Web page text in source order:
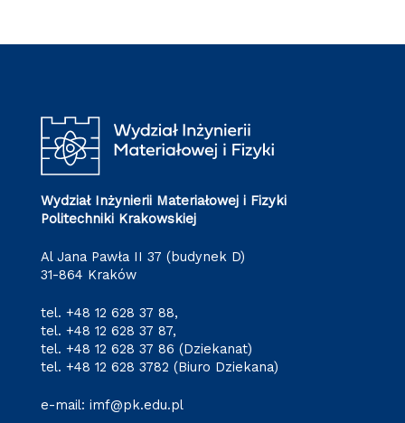
Wydział Inżynierii Materiałowej i Fizyki
Politechniki Krakowskiej
Al Jana Pawła II 37 (budynek D)
31-864 Kraków
tel. +48 12 628 37 88,
tel. +48 12 628 37 87,
tel. +48 12 628 37 86 (Dziekanat)
tel. +48 12 628 3782 (Biuro Dziekana)
e-mail: imf@pk.edu.pl